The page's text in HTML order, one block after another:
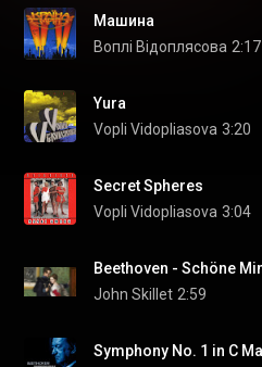
Машина
Воплі Відоплясова 2:17
Yura
Vopli Vidopliasova 3:20
Secret Spheres
Vopli Vidopliasova 3:04
John Skillet 2:59